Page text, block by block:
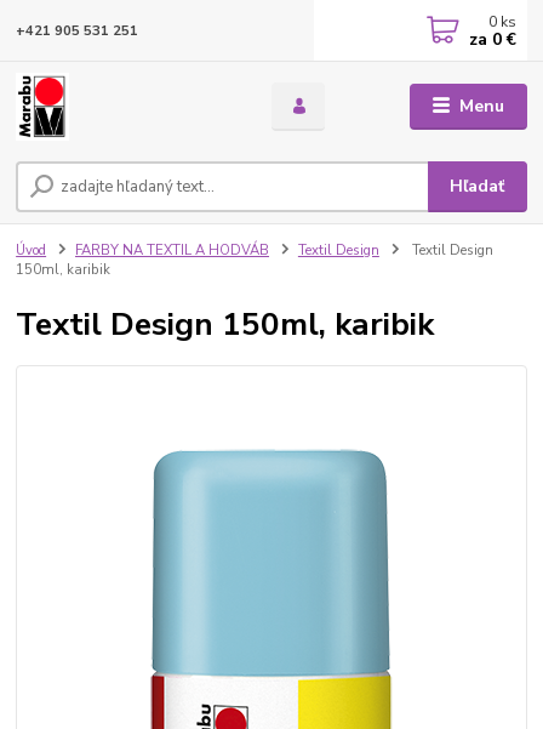
Menu
Hľadať
+421 905 531 251 0 ks
za 0 €
Úvod FARBY NA TEXTIL A HODVÁB Textil Design
Textil Design
150ml, karibik
Textil Design 150ml, karibik